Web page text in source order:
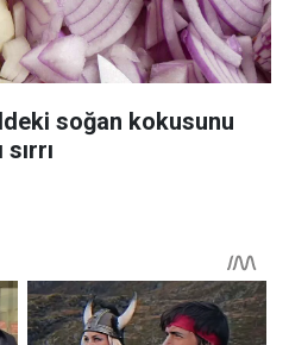
soğan kokusunu